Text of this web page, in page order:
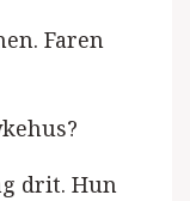
Faren
drit. Hun